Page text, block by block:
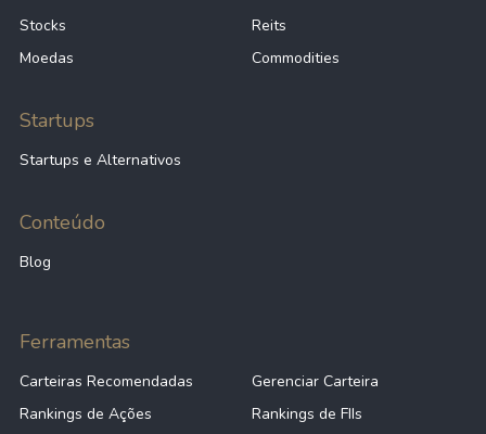
Stocks
Reits
Moedas
Commodities
Startups
Startups e Alternativos
Conteúdo
Blog
Ferramentas
Carteiras Recomendadas
Gerenciar Carteira
Rankings de Ações
Rankings de FIIs